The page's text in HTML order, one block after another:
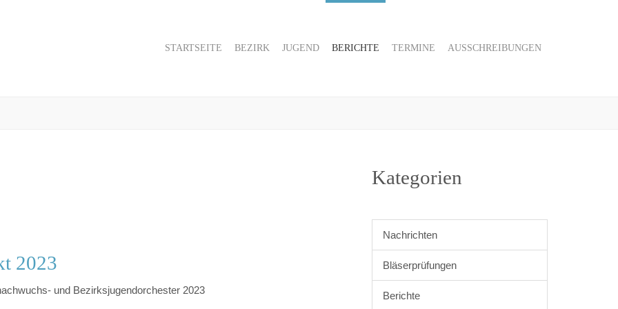
STARTSEITE BEZIRK JUGEND BERICHTE TERMINE AUSSCHREIBUNGEN
2023
und Bezirksjugendorchester 2023
Kategorien
Nachrichten
Bläserprüfungen
Berichte